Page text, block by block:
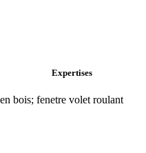
Expertises
bois; fenetre volet roulant